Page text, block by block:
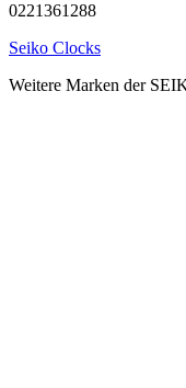
0221361288
Seiko Clocks
Weitere Marken der